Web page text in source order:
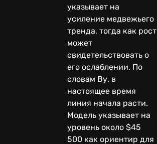
указывает на
усиление медвежьего
тренда, тогда как рост
может
свидетельствовать о
его ослаблении. По
словам Ву, в
настоящее время
линия начала расти.
Модель указывает на
уровень около $45
500 как ориентир для